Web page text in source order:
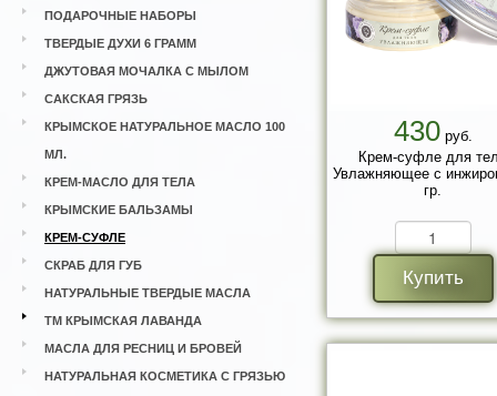
ПОДАРОЧНЫЕ НАБОРЫ
ТВЕРДЫЕ ДУХИ 6 ГРАММ
ДЖУТОВАЯ МОЧАЛКА С МЫЛОМ
САКСКАЯ ГРЯЗЬ
КРЫМСКОЕ НАТУРАЛЬНОЕ МАСЛО 100
МЛ.
КРЕМ-МАСЛО ДЛЯ ТЕЛА
КРЫМСКИЕ БАЛЬЗАМЫ
КРЕМ-СУФЛЕ
СКРАБ ДЛЯ ГУБ
НАТУРАЛЬНЫЕ ТВЕРДЫЕ МАСЛА
ТМ КРЫМСКАЯ ЛАВАНДА
МАСЛА ДЛЯ РЕСНИЦ И БРОВЕЙ
НАТУРАЛЬНАЯ КОСМЕТИКА С ГРЯЗЬЮ
430руб.
Крем-суфле для
Увлажняющее с
гр.
Купить